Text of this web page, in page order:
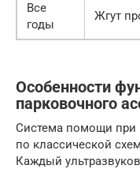
Все
годы
Жгут
Особенности
парковочного
Система помощи при
по классической
Каждый